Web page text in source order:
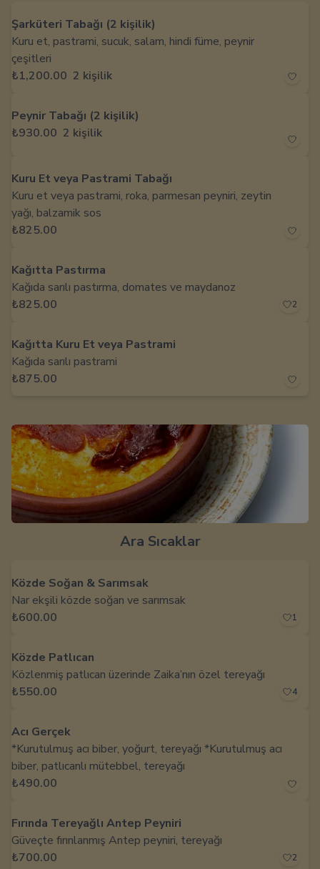
Şarküteri Tabağı (2 kişilik)
Kuru et, pastrami, sucuk, salam, hindi füme, peynir
çeşitleri
₺1,200.00 2 kişilik
Peynir Tabağı (2 kişilik)
₺930.00 2 kişilik
Kuru Et veya Pastrami Tabağı
Kuru et veya pastrami, roka, parmesan peyniri, zeytin
yağı, balzamik sos
₺825.00
Kağıtta Pastırma
Kağıda sarılı pastırma, domates ve maydanoz
₺825.00
2
Kağıtta Kuru Et veya Pastrami
Kağıda sarılı pastrami
₺875.00
Ara Sıcaklar
Közde Soğan & Sarımsak
Nar ekşili közde soğan ve sarımsak
₺600.00
1
Közde Patlıcan
Közlenmiş patlıcan üzerinde Zaika’nın özel tereyağı
₺550.00
4
Acı Gerçek
*Kurutulmuş acı biber, yoğurt, tereyağı *Kurutulmuş acı
biber, patlıcanlı mütebbel, tereyağı
₺490.00
Fırında Tereyağlı Antep Peyniri
Güveçte fırınlanmış Antep peyniri, tereyağı
₺700.00
2